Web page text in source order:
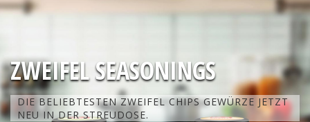
ZWEIFEL SEASONINGS
DIE BELIEBTESTEN ZWEIFEL CHIPS GEWÜRZE JETZT
NEU IN DER STREUDOSE.